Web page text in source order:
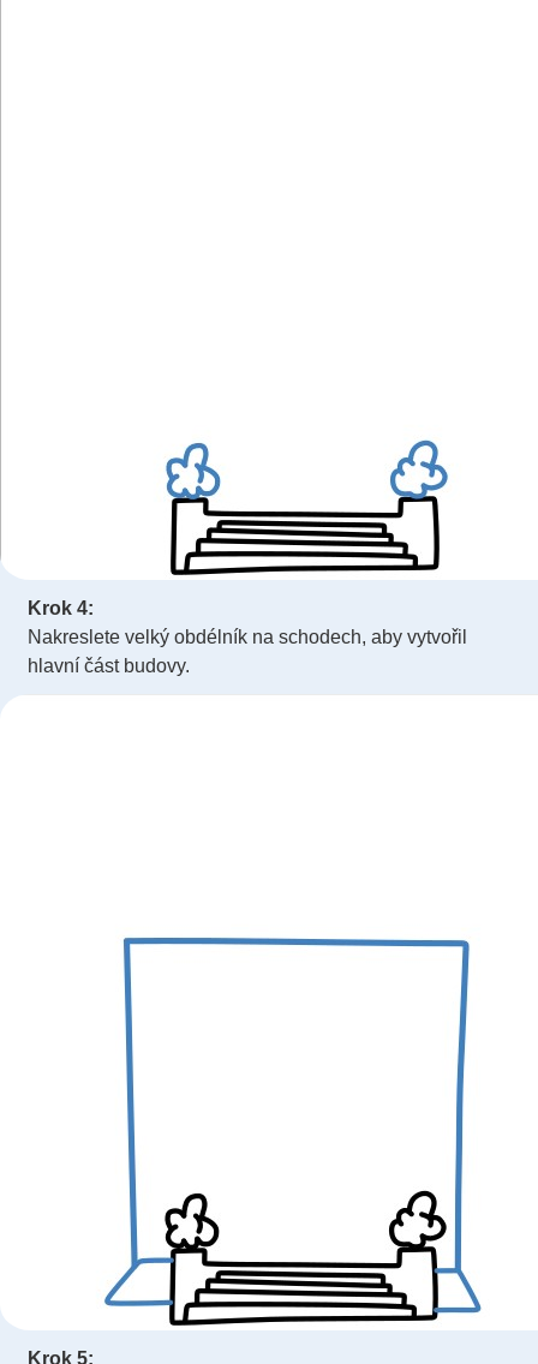
Krok 4:
Nakreslete velký obdélník na schodech, aby vytvořil
hlavní část budovy.
Krok 5: